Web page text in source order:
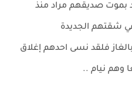
بموت صديقهم مراد منذ
شقتهم الجديدة
فلقد نسى احدهم إغلاق
وهم نيام ..